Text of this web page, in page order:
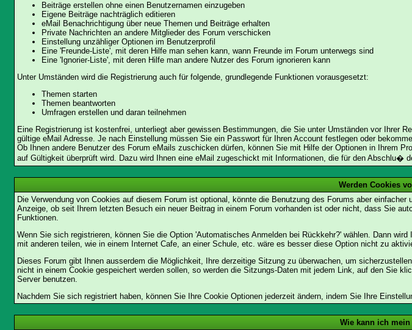
Beiträge erstellen ohne einen Benutzernamen einzugeben
Eigene Beiträge nachträglich editieren
eMail Benachrichtigung über neue Themen und Beiträge erhalten
Private Nachrichten an andere Mitglieder des Forum verschicken
Einstellung unzähliger Optionen im Benutzerprofil
Eine 'Freunde-Liste', mit deren Hilfe man sehen kann, wann Freunde im Forum unterwegs sind
Eine 'Ignorier-Liste', mit deren Hilfe man andere Nutzer des Forum ignorieren kann
Unter Umständen wird die Registrierung auch für folgende, grundlegende Funktionen vorausgesetzt:
Themen starten
Themen beantworten
Umfragen erstellen und daran teilnehmen
Eine Registrierung ist kostenfrei, unterliegt aber gewissen Bestimmungen, die Sie unter Umständen vor Ihrer
gültige eMail Adresse. Je nach Einstellung müssen Sie ein Passwort für Ihren Account festlegen oder
Ob Ihnen andere Benutzer des Forum eMails zuschicken dürfen, können Sie mit Hilfe der Optionen in Ihrem
auf Gültigkeit überprüft wird. Dazu wird Ihnen eine eMail zugeschickt mit Informationen, die für den Abschlu�
Werden Cookies
Die Verwendung von Cookies auf diesem Forum ist optional, könnte die Benutzung des Forums aber
Anzeige, ob seit Ihrem letzten Besuch ein neuer Beitrag in einem Forum vorhanden ist oder nicht, dass Sie
Funktionen.
Wenn Sie sich registrieren, können Sie die Option 'Automatisches Anmelden bei Rückkehr?' wählen. Dann
mit anderen teilen, wie in einem Internet Cafe, an einer Schule, etc. wäre es besser diese Option nicht zu
Dieses Forum gibt Ihnen ausserdem die Möglichkeit, Ihre derzeitige Sitzung zu überwachen, um
nicht in einem Cookie gespeichert werden sollen, so werden die Sitzungs-Daten mit jedem Link, auf den Sie
Server benutzen.
Nachdem Sie sich registriert haben, können Sie Ihre Cookie Optionen jederzeit ändern, indem Sie Ihre
Wie kann ich